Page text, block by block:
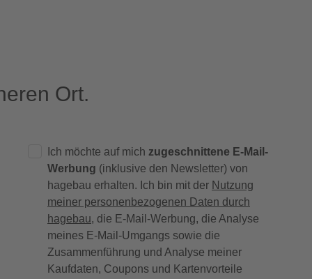
Ort.
Ich möchte auf mich zugeschnittene E-Mail-
Werbung (inklusive den Newsletter) von
hagebau erhalten. Ich bin mit der Nutzung
meiner personenbezogenen Daten durch
hagebau, die E-Mail-Werbung, die Analyse
meines E-Mail-Umgangs sowie die
Zusammenführung und Analyse meiner
Kaufdaten, Coupons und Kartenvorteile